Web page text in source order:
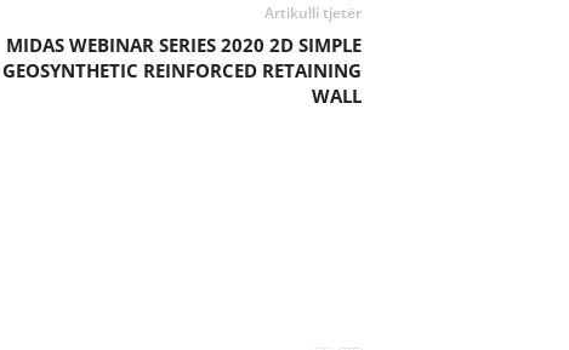
Artikulli tjetër
MIDAS WEBINAR SERIES 2020 2D SIMPLE
GEOSYNTHETIC REINFORCED RETAINING
WALL